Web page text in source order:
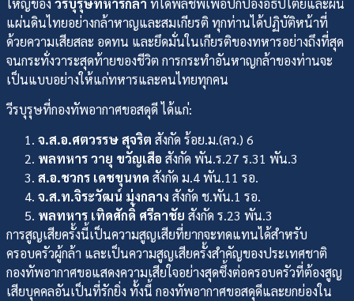
แผ่นดินไทยอย่างกล้าหาญและสมเกียรติ ทุกท่านได้ปฏิบัติหน้าที่
ด้วยความเสียสละ อดทน และยึดมั่นในเกียรติของทหารอย่างถึงที่สุด
จนกระทั่งวาระสุดท้ายของชีวิต การกระทำอันหาญกล้าของท่านจะ
เป็นแบบอย่างให้แก่ทหารและคนไทยทุกคน
วีรบุรุษที่กองทัพอากาศขอสดุดี ได้แก่:
จ.ส.อ.ศตวรรษ สุจริต สังกัด ร้อย.ม.(ลว.) 6
พลทหาร วายุ ขวัญเสือ สังกัด พัน.ร.27 ร.31 พัน.3
ส.อ.ชวกร เดชขุนทด สังกัด ม.4 พัน.11 รอ.
จ.ส.ท.จิระวัฒน์ มุ่งกลาง สังกัด ช.พัน.1 รอ.
พลทหาร เทิดศักดิ์ ศรีลาชัย สังกัด ร.23 พัน.3
การสูญเสียครั้งนี้เป็นความสูญเสียที่ยากจะทดแทนได้สำหรับ
ครอบครัวผู้กล้า และเป็นความสูญเสียครั้งสำคัญของประเทศชาติ
กองทัพอากาศขอแสดงความเสียใจอย่างสุดซึ้งต่อครอบครัวที่ต้องสูญ
เสียบุคคลอันเป็นที่รักยิ่ง ทั้งนี้ กองทัพอากาศขอสดุดีและยกย่องใน